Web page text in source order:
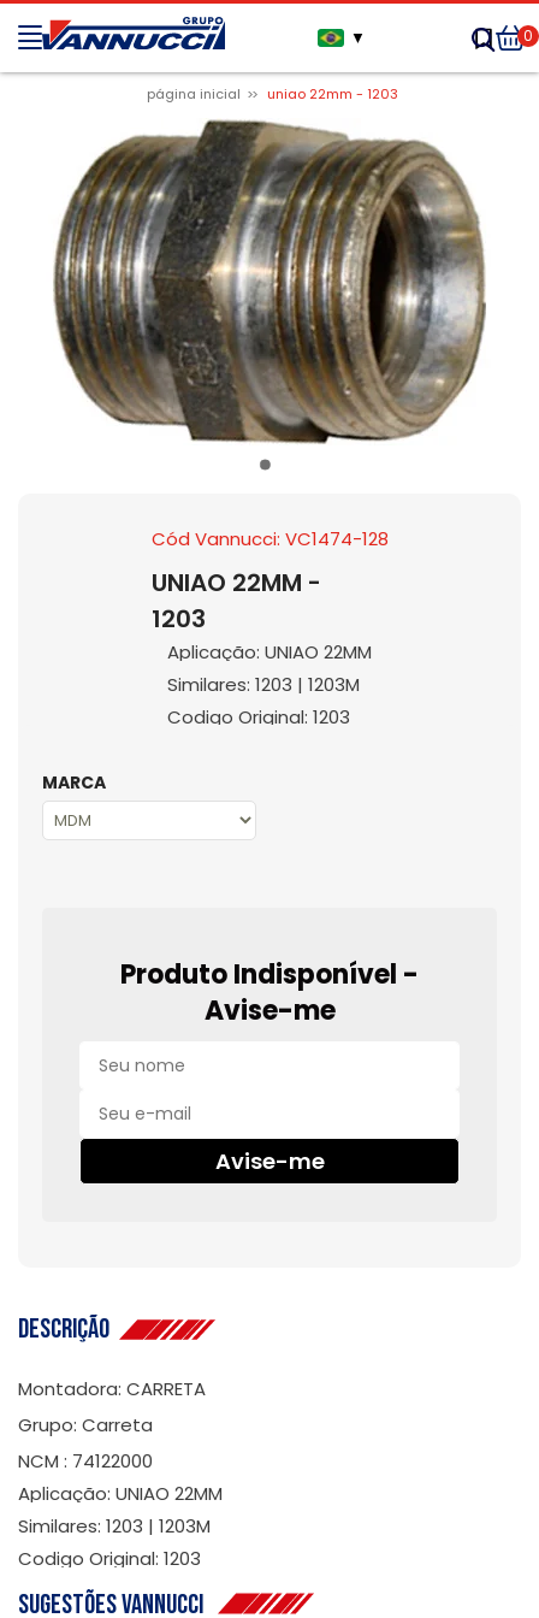
▼ 0
página inicial uniao 22mm - 1203
Cód Vannucci: VC1474-128
UNIAO 22MM -
1203
Aplicação: UNIAO 22MM
Similares: 1203 | 1203M
Codigo Original: 1203
MARCA
Produto Indisponível -
Avise-me
Avise-me
Descrição
Montadora: CARRETA
Grupo: Carreta
NCM : 74122000
Aplicação: UNIAO 22MM
Similares: 1203 | 1203M
Codigo Original: 1203
Sugestões Vannucci